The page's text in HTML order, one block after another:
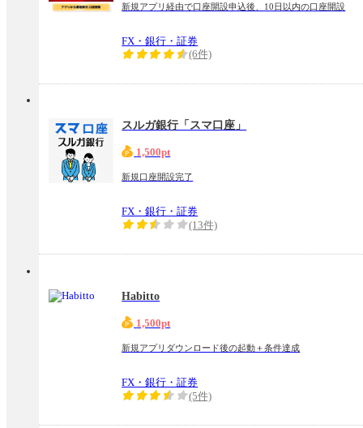
新規アプリ経由で口座開設申込後、10日以内の口座開設
FX・銀行・証券
(6件)
スルガ銀行「スマ口座」
1,500pt
新規口座開設完了
FX・銀行・証券
(13件)
Habitto
1,500pt
新規アプリダウンロード後の起動＋条件達成
FX・銀行・証券
(5件)